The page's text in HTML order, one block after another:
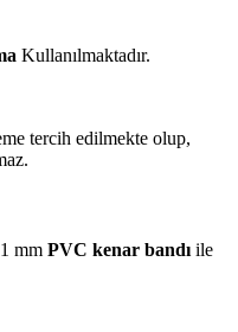
Kullanılmaktadır.
tercih edilmekte olup,
mm PVC kenar bandı ile